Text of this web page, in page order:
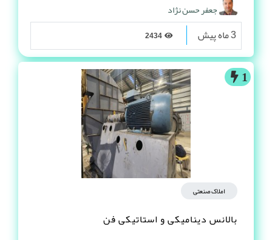
جعفر حسن نژاد
3 ماه پیش
1
املاک صنعتی
بالانس دینامیکی و استاتیکی فن